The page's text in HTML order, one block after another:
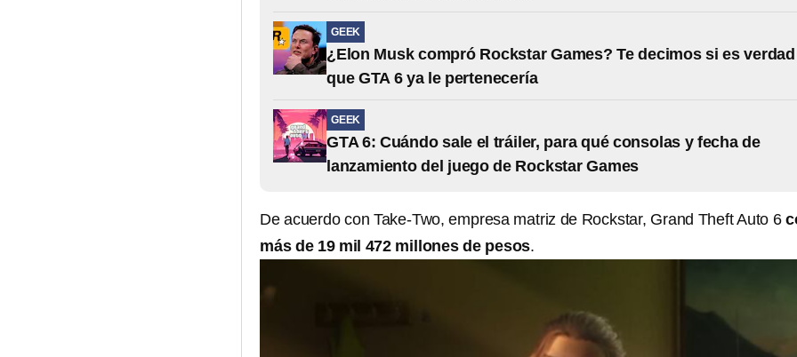
GEEK
¿Elon Musk compró Rockstar Games? Te decimos si es verdad
que GTA 6 ya le pertenecería
GEEK
GTA 6: Cuándo sale el tráiler, para qué consolas y fecha de
lanzamiento del juego de Rockstar Games
De acuerdo con Take-Two, empresa matriz de Rockstar, Grand Theft Auto 6
más de 19 mil 472 millones de pesos.